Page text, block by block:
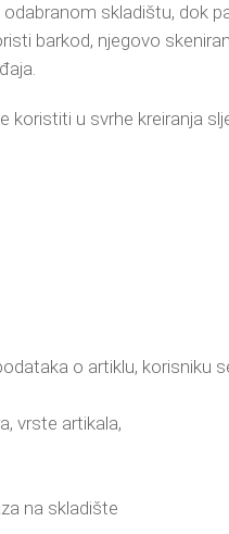
skladištu, dok
barkod, njegovo
koristiti u svrhe kreiranja
o artiklu, korisniku
vrste artikala,
na skladište